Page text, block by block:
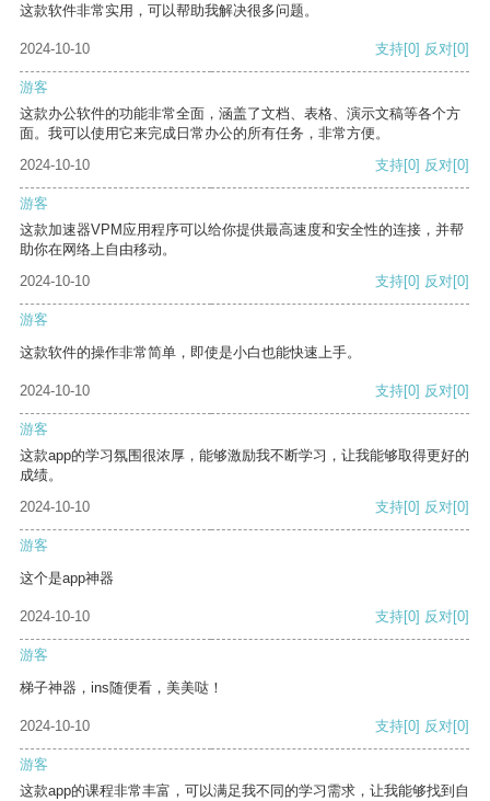
这款软件非常实用，可以帮助我解决很多问题。
2024-10-10 支持[0] 反对[0]
游客
这款办公软件的功能非常全面，涵盖了文档、表格、演示文稿等各个方
面。我可以使用它来完成日常办公的所有任务，非常方便。
2024-10-10
支持[0] 反对[0]
游客
这款加速器VPM应用程序可以给你提供最高速度和安全性的连接，并帮
助你在网络上自由移动。
2024-10-10
支持[0] 反对[0]
游客
这款软件的操作非常简单，即使是小白也能快速上手。
2024-10-10 支持[0] 反对[0]
游客
这款app的学习氛围很浓厚，能够激励我不断学习，让我能够取得更好的
成绩。
2024-10-10
支持[0] 反对[0]
游客
这个是app神器
2024-10-10 支持[0] 反对[0]
游客
梯子神器，ins随便看，美美哒！
2024-10-10 支持[0] 反对[0]
游客
这款app的课程非常丰富，可以满足我不同的学习需求，让我能够找到自